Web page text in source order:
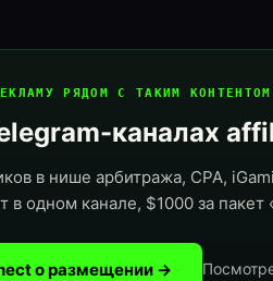
РЯДОМ С ТАКИМ КОНТЕНТОМ
каналах
в нише арбитража, CPA,
в одном канале, $1000 за пакет
о размещении →